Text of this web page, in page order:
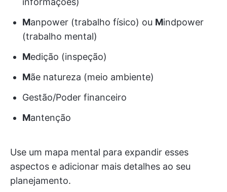
Manpower (trabalho físico) ou Mindpower
(trabalho mental)
Medição (inspeção)
Mãe natureza (meio ambiente)
Gestão/Poder financeiro
Mantenção
Use um mapa mental para expandir esses
aspectos e adicionar mais detalhes ao seu
planejamento.